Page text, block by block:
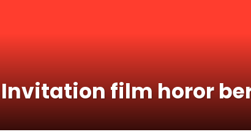
Invitation film horor